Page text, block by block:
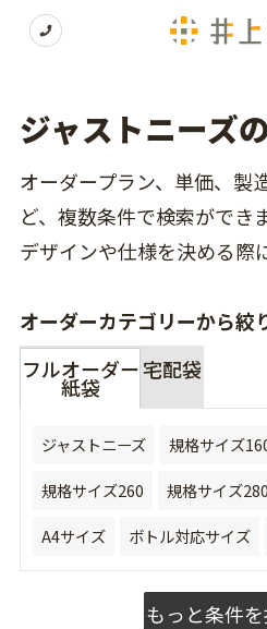
ジャストニーズ
オーダープラン、単価、製
ど、複数条件で検索ができ
デザインや仕様を決める際
オーダーカテゴリーから絞
フルオーダー
紙袋
宅配袋
ジャストニーズ 規格サイズ
規格サイズ260
規格サイズ280
A4サイズ
ボトル対応サイズ
もっと条件